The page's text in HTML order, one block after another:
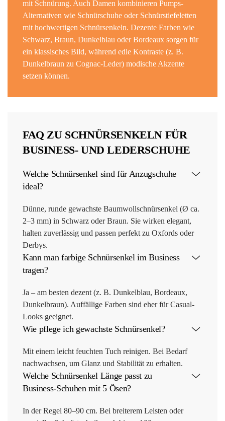
mit Schnürung. Auch Damen kombinieren Pumps-
Alternativen wie Schnürschuhe oder Schnürstiefeletten
mit hochwertigen Schnürsenkeln. Dezente Farben wie
Schwarz, Braun, Dunkelblau oder Bordeaux sorgen für
ein klassisches Bild, während edle Kontraste (z. B.
Dunkelbraun zu Cognac-Leder) modische Akzente
setzen können.
FAQ ZU SCHNÜRSENKELN FÜR
BUSINESS- UND LEDERSCHUHE
Welche Schnürsenkel sind für Anzugschuhe
ideal?
Dünne, runde gewachste Baumwollschnürsenkel (Ø ca.
2–3 mm) in Schwarz oder Braun. Sie wirken elegant,
halten zuverlässig und passen perfekt zu Oxfords oder
Derbys.
Kann man farbige Schnürsenkel im Business
tragen?
Ja – am besten dezent (z. B. Dunkelblau, Bordeaux,
Dunkelbraun). Auffällige Farben sind eher für Casual-
Looks geeignet.
Wie pflege ich gewachste Schnürsenkel?
Mit einem leicht feuchten Tuch reinigen. Bei Bedarf
nachwachsen, um Glanz und Stabilität zu erhalten.
Welche Schnürsenkel Länge passt zu
Business-Schuhen mit 5 Ösen?
In der Regel 80–90 cm. Bei breiterem Leisten oder